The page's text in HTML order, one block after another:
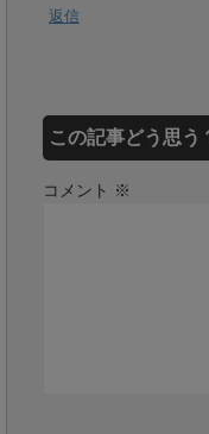
返信
この記事どう思う
コメント ※